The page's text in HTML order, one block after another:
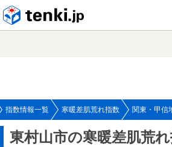
指数情報一覧 寒暖差肌荒れ指数 関東・甲信
東村山市の寒暖差肌荒